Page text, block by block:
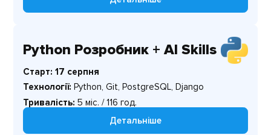
Python Розробник + AI Skills
Старт: 17 серпня
Технології:Python, Git, PostgreSQL, Django
Тривалість:5 міс. / 116 год.
Детальніше